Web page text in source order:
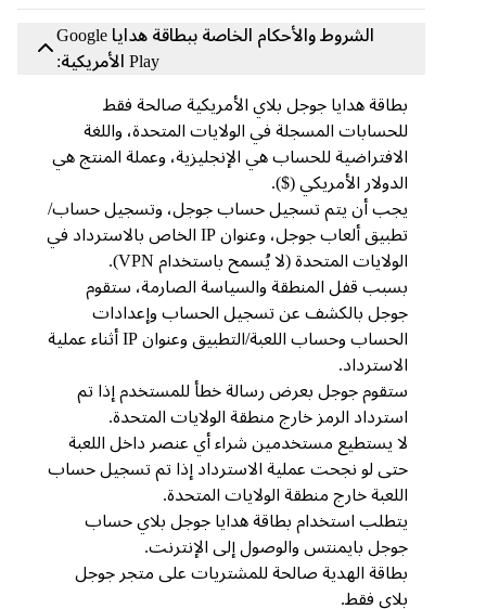
الشروط والأحكام الخاصة ببطاقة هدايا Google
بطاقة هدايا جوجل بلاي الأمريكية صالحة فقط
للحسابات المسجلة في الولايات المتحدة، واللغة
الافتراضية للحساب هي الإنجليزية، وعملة المنتج هي
الدولار الأمريكي ($).
يجب أن يتم تسجيل حساب جوجل، وتسجيل حساب/
تطبيق ألعاب جوجل، وعنوان IP الخاص بالاسترداد في
الولايات المتحدة (لا يُسمح باستخدام VPN).
بسبب قفل المنطقة والسياسة الصارمة، ستقوم
جوجل بالكشف عن تسجيل الحساب وإعدادات
الحساب وحساب اللعبة/التطبيق وعنوان IP أثناء عملية
الاسترداد.
ستقوم جوجل بعرض رسالة خطأ للمستخدم إذا تم
استرداد الرمز خارج منطقة الولايات المتحدة.
لا يستطيع مستخدمين شراء أي عنصر داخل اللعبة
حتى لو نجحت عملية الاسترداد إذا تم تسجيل حساب
اللعبة خارج منطقة الولايات المتحدة.
يتطلب استخدام بطاقة هدايا جوجل بلاي حساب
جوجل بايمنتس والوصول إلى الإنترنت.
بطاقة الهدية صالحة للمشتريات على متجر جوجل
بلاي فقط.